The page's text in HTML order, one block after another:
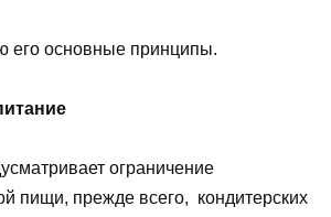
его основные принципы.
ограничение
пищи, прежде всего, кондитерских